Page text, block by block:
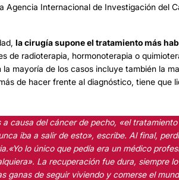
Agencia Internacional de Investigación del
la cirugía supone el tratamiento más
de radioterapia, hormonoterapia o
mayoría de los casos incluye también la
de hacer frente al diagnóstico, tiene que
causa del cáncer de pecho, «el
iba a salir de esto», escribe. Al final,
lo único que pedía era un médico
La recuperación fue dura, siempre
ganas de seguir viviendo y comerse el